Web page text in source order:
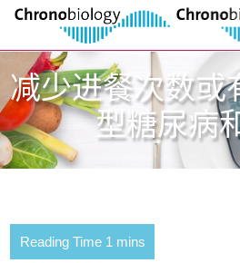
减少进餐次数或
型糖尿病